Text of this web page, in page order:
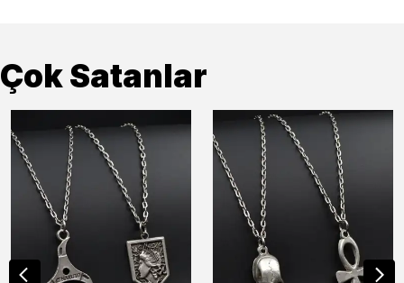
Çok Satanlar